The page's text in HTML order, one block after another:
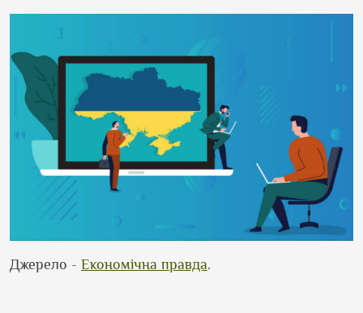
Джерело - Економічна правда.